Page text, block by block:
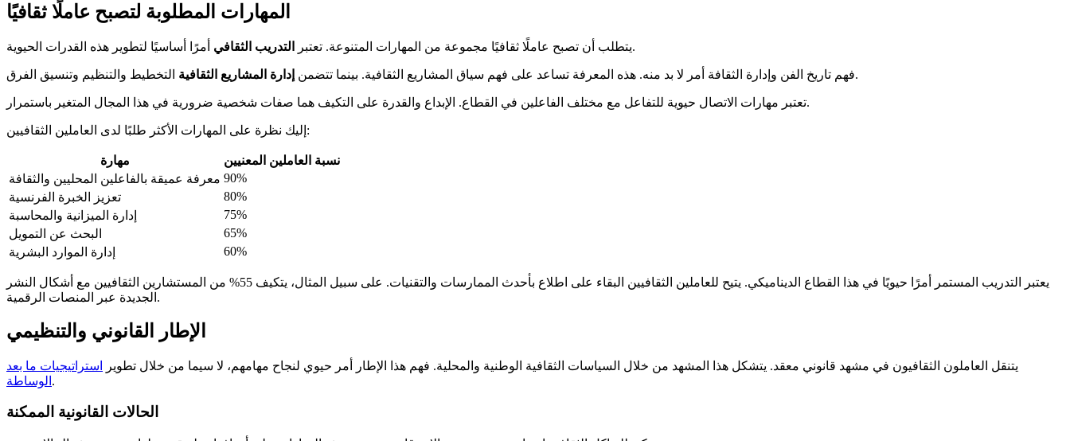
المهارات المطلوبة لتصبح عاملًا ثقافيًا
يتطلب أن تصبح عاملًا ثقافيًا مجموعة من المهارات المتنوعة. تعتبر التدريب الثقافي أمرًا أساسيًا لتطوير هذه القدرات الحيوية.
فهم تاريخ الفن وإدارة الثقافة أمر لا بد منه. هذه المعرفة تساعد على فهم سياق المشاريع الثقافية. بينما تتضمن إدارة المشاريع الثقافية التخطيط والتنظيم وتنسيق الفرق.
تعتبر مهارات الاتصال حيوية للتفاعل مع مختلف الفاعلين في القطاع. الإبداع والقدرة على التكيف هما صفات شخصية ضرورية في هذا المجال المتغير باستمرار.
إليك نظرة على المهارات الأكثر طلبًا لدى العاملين الثقافيين:
مهارة
نسبة العاملين المعنيين
معرفة عميقة بالفاعلين المحليين والثقافة 90%
تعزيز الخبرة الفرنسية
80%
إدارة الميزانية والمحاسبة
75%
البحث عن التمويل
65%
إدارة الموارد البشرية
60%
يعتبر التدريب المستمر أمرًا حيويًا في هذا القطاع الديناميكي. يتيح للعاملين الثقافيين البقاء على اطلاع بأحدث الممارسات والتقنيات. على سبيل المثال، يتكيف 55% من المستشارين الثقافيين مع أشكال النشر
الجديدة عبر المنصات الرقمية.
الإطار القانوني والتنظيمي
يتنقل العاملون الثقافيون في مشهد قانوني معقد. يتشكل هذا المشهد من خلال السياسات الثقافية الوطنية والمحلية. فهم هذا الإطار أمر حيوي لنجاح مهامهم، لا سيما من خلال تطوير
استراتيجيات ما بعد
الوساطة .
الحالات القانونية الممكنة